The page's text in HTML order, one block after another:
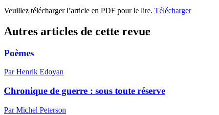
Veuillez télécharger l’article en PDF pour le lire. Télécharger
Autres articles de cette revue
Poèmes
Par Henrik Edoyan
Chronique de guerre : sous toute réserve
Par Michel Peterson